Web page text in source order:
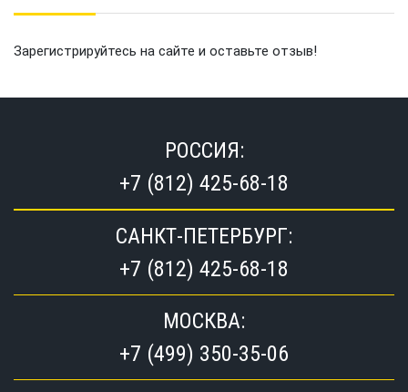
Зарегистрируйтесь на сайте и оставьте отзыв!
РОССИЯ:
+7 (812) 425-68-18
САНКТ-ПЕТЕРБУРГ:
+7 (812) 425-68-18
МОСКВА:
+7 (499) 350-35-06